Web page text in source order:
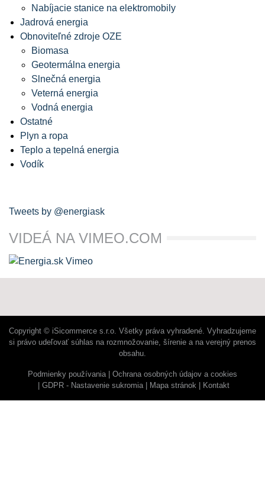
Nabíjacie stanice na elektromobily
Jadrová energia
Obnoviteľné zdroje OZE
Biomasa
Geotermálna energia
Slnečná energia
Veterná energia
Vodná energia
Ostatné
Plyn a ropa
Teplo a tepelná energia
Vodík
Tweets by @energiask
VIDEÁ NA VIMEO.COM
Copyright © iSicommerce s.r.o. Všetky práva vyhradené. Vyhradzujeme
si právo udeľovať súhlas na rozmnožovanie, šírenie a na verejný prenos
obsahu.
Podmienky používania
Ochrana osobných údajov a cookies
GDPR - Nastavenie sukromia
Mapa stránok Kontakt